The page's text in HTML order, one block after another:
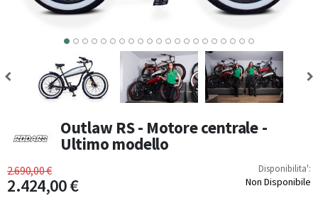
17 18 19 20
Outlaw RS - Motore centrale -
Ultimo modello
2.690,00 €
2.424,00 €
Disponibilita':
Non Disponibile